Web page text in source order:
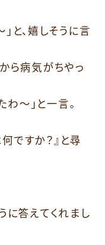
と、嬉しそうに言
ら病気がちやっ
～」と一言。
ですか？』と尋
に答えてくれまし